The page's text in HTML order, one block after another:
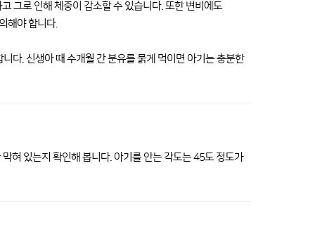
그로 인해 체중이 감소할 수 있습니다. 또한 변비에도
해야 합니다.
다. 신생아 때 수개월 간 분유를 묽게 먹이면 아기는 충분한
혀 있는지 확인해 봅니다. 아기를 안는 각도는 45도 정도가